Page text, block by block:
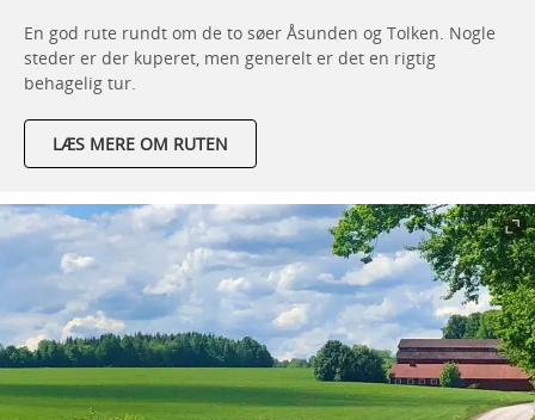
En god rute rundt om de to søer Åsunden og Tolken. Nogle
steder er der kuperet, men generelt er det en rigtig
behagelig tur.
LÆS MERE OM RUTEN